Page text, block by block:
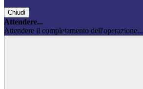
Chiudi
Attendere...
Attendere il completamento dell'operazione...